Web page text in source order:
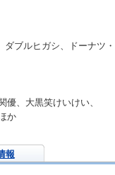
ダブルヒガシ、ドーナツ
、大黒笑けいけい、
か
報